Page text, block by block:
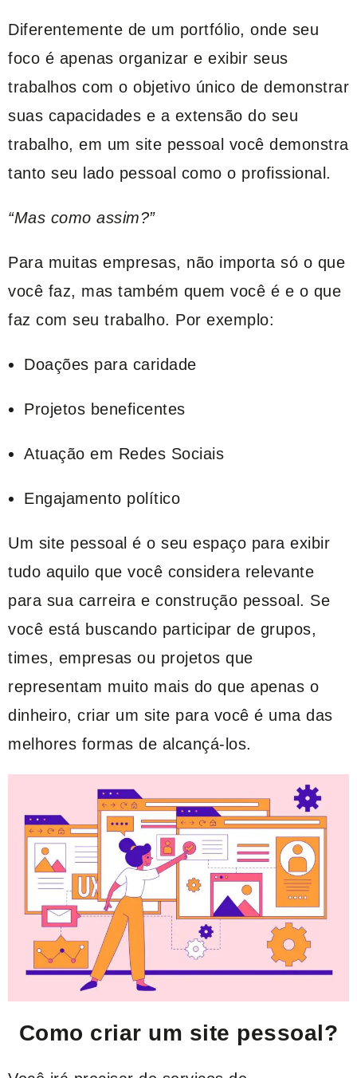
Diferentemente de um portfólio, onde seu
foco é apenas organizar e exibir seus
trabalhos com o objetivo único de demonstrar
suas capacidades e a extensão do seu
trabalho, em um site pessoal você demonstra
tanto seu lado pessoal como o profissional.
“Mas como assim?”
Para muitas empresas, não importa só o que
você faz, mas também quem você é e o que
faz com seu trabalho. Por exemplo:
Doações para caridade
Projetos beneficentes
Atuação em Redes Sociais
Engajamento político
Um site pessoal é o seu espaço para exibir
tudo aquilo que você considera relevante
para sua carreira e construção pessoal. Se
você está buscando participar de grupos,
times, empresas ou projetos que
representam muito mais do que apenas o
dinheiro, criar um site para você é uma das
melhores formas de alcançá-los.
Como criar um site pessoal?